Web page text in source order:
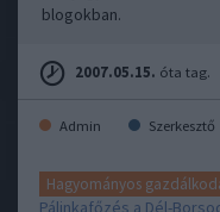
blogokban.
2007.05.15. óta tag.
Admin Szerkesztő
Hagyományos
Pálinkafőzés a Dél-